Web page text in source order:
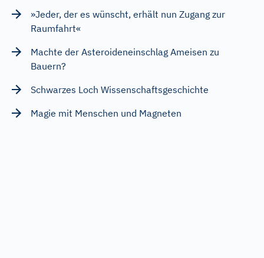
»Jeder, der es wünscht, erhält nun Zugang zur
Raumfahrt«
Machte der Asteroideneinschlag Ameisen zu
Bauern?
Schwarzes Loch Wissenschaftsgeschichte
Magie mit Menschen und Magneten